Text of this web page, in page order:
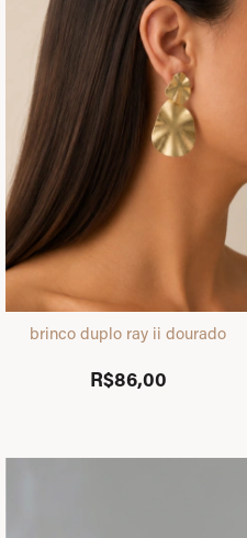
brinco duplo ray ii dourado
R$86,00